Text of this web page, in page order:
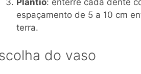
Plantio: enterre cada dente
espaçamento de 5 a 10 cm
terra.
do vaso